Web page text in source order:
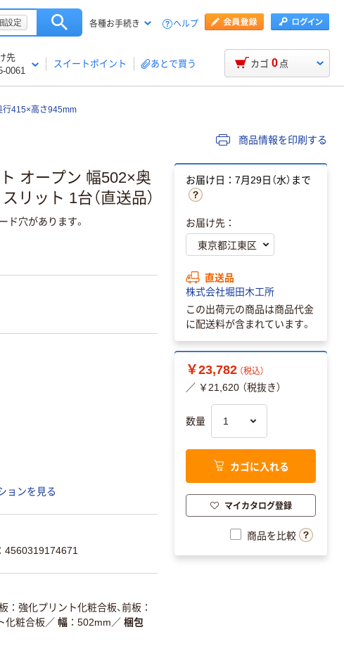
設定 各種お手続き ヘルプ
先
0061
スイートポイント あとで買う カゴ 0 点
行415×高さ945mm
商品情報を印刷する
オープン 幅502×奥
リット 1台（直送品）
ド穴があります。
ョンを見る
4560319174671
：強化プリント化粧合板、前板：
化粧合板／ 幅 502mm ／ 梱包
お届け日：7月29日（水）まで
お届け先：
直送品
株式会社堀田木工所
この出荷元の商品は商品代金
に配送料が含まれています。
￥23,782 （税込）
／ ￥21,620 （税抜き）
数量
カゴに入れる
マイカタログ登録
商品を比較